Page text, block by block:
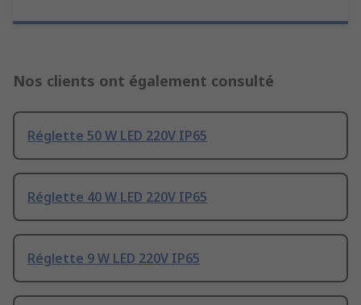
Nos clients ont également consulté
Réglette 50 W LED 220V IP65
Réglette 40 W LED 220V IP65
Réglette 9 W LED 220V IP65